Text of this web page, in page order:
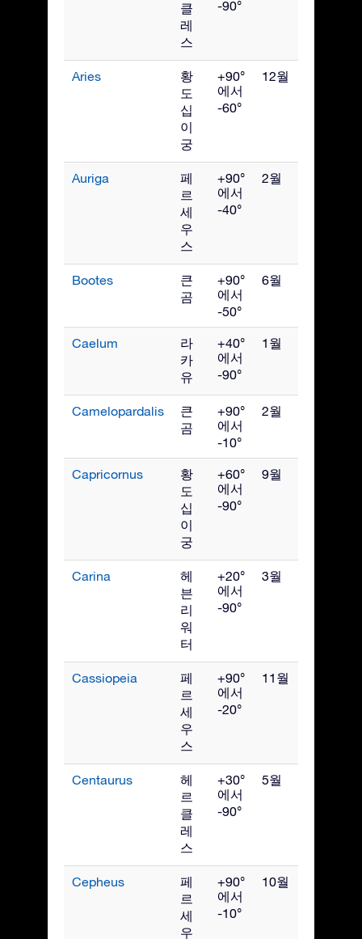
클
레
스
-90°
Aries
황
도
십
이
궁
+90°
에서
-60°
12월
Auriga
페
르
세
우
스
+90°
에서
-40°
2월
Bootes
큰
곰
+90°
에서
-50°
6월
Caelum
라
카
유
+40°
에서
-90°
1월
Camelopardalis
큰
곰
+90°
에서
-10°
2월
Capricornus
황
도
십
이
궁
+60°
에서
-90°
9월
Carina
헤
븐
리
워
터
+20°
에서
-90°
3월
Cassiopeia
페
르
세
우
스
+90°
에서
-20°
11월
Centaurus
헤
르
클
레
스
+30°
에서
-90°
5월
Cepheus
페
르
세
우
+90°
에서
-10°
10월